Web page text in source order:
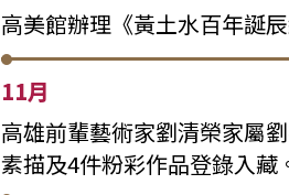
高美館辦理《黃土水百年誕
11月
高雄前輩藝術家劉清榮家屬
素描及4件粉彩作品登錄入藏